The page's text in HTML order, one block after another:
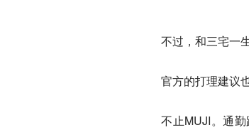
不过，和三宅一
官方的打理建议
不止MUJI。通